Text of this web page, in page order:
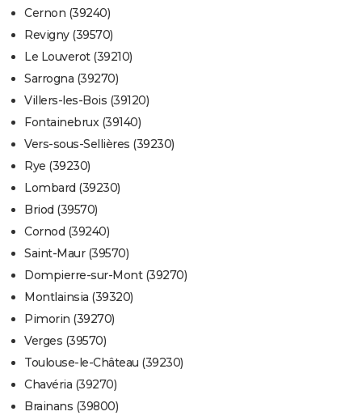
Cernon (39240)
Revigny (39570)
Le Louverot (39210)
Sarrogna (39270)
Villers-les-Bois (39120)
Fontainebrux (39140)
Vers-sous-Sellières (39230)
Rye (39230)
Lombard (39230)
Briod (39570)
Cornod (39240)
Saint-Maur (39570)
Dompierre-sur-Mont (39270)
Montlainsia (39320)
Pimorin (39270)
Verges (39570)
Toulouse-le-Château (39230)
Chavéria (39270)
Brainans (39800)